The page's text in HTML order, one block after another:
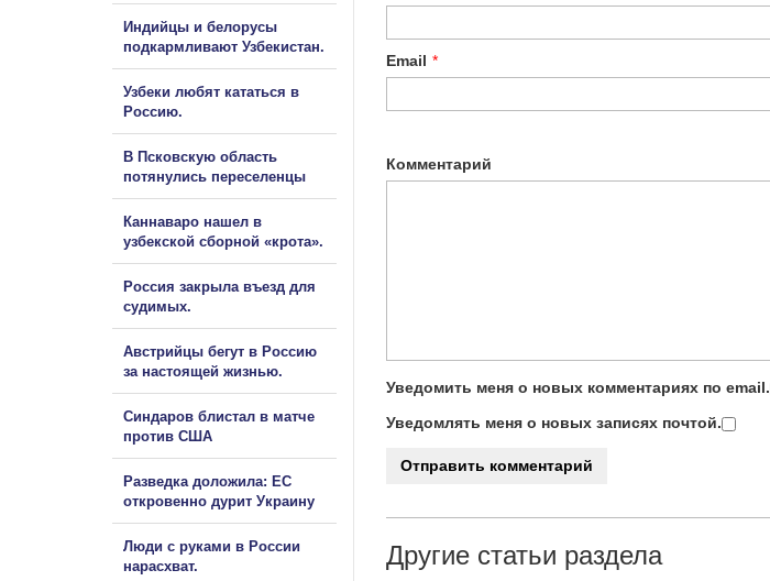
Email *
Комментарий
Уведомить меня о новых комментариях по email.
Уведомлять меня о новых записях почтой.
Другие статьи раздела
Индийцы и белорусы
подкармливают Узбекистан.
Узбеки любят кататься в
Россию.
В Псковскую область
потянулись переселенцы
Каннаваро нашел в
узбекской сборной «крота».
Россия закрыла въезд для
судимых.
Австрийцы бегут в Россию
за настоящей жизнью.
Синдаров блистал в матче
против США
Разведка доложила: ЕС
откровенно дурит Украину
Люди с руками в России
нарасхват.